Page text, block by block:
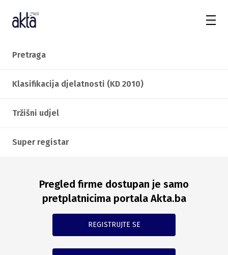
Pretraga
Klasifikacija djelatnosti (KD 2010)
Tržišni udjel
Super registar
Pregled firme dostupan je samo
pretplatnicima portala Akta.ba
REGISTRUJTE SE